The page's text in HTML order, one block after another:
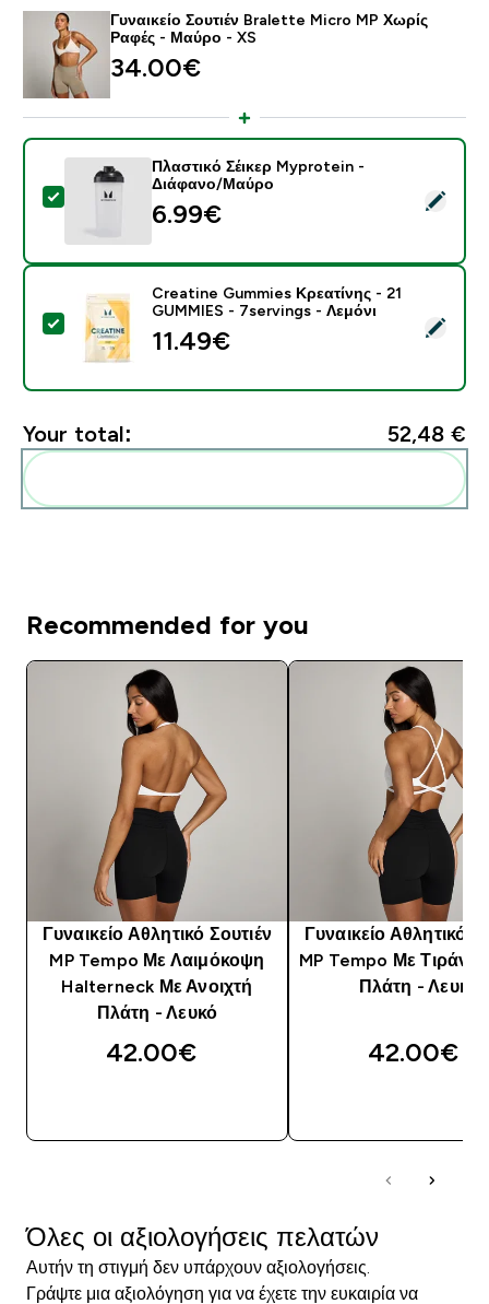
Γυναικείο Σουτιέν Bralette Micro MP Χωρίς
Ραφές - Μαύρο - XS
34.00€‎
Select this product - Πλαστικό Σέικερ Myprotein -
Πλαστικό Σέικερ Myprotein -
Διάφανο/Μαύρο
6.99€‎
Select this product - Creatine Gummies Κρεατίνης -
Creatine Gummies Κρεατίνης - 21
GUMMIES - 7servings - Λεμόνι
11.49€‎
Your total: 52,48 €‎
Recommended for you
Γυναικείο Αθλητικό Σουτιέν
MP Tempo Με Λαιμόκοψη
Halterneck Με Ανοιχτή
Πλάτη - Λευκό
42.00€‎
Γυναικείο Αθλητικό
MP Tempo Με
Πλάτη - Λευκό
42.00€‎
Όλες οι αξιολογήσεις πελατών
Αυτήν τη στιγμή δεν υπάρχουν αξιολογήσεις.
Γράψτε μια αξιολόγηση για να έχετε την ευκαιρία να